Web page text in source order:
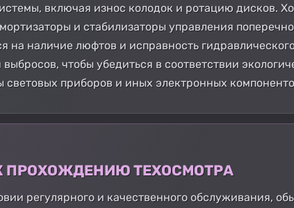
включая износ колодок и ротацию дисков.
и стабилизаторы управления
на наличие люфтов и исправность
выбросов, чтобы убедиться в соответствии
световых приборов и иных электронных
ПРОХОЖДЕНИЮ ТЕХОСМОТРА
регулярного и качественного обслуживания,